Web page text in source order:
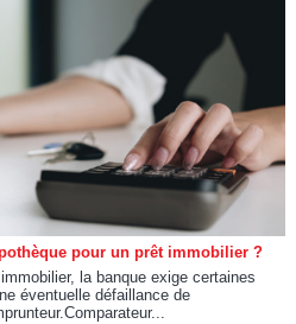
pour un prêt immobilier ?
la banque exige certaines
éventuelle défaillance de